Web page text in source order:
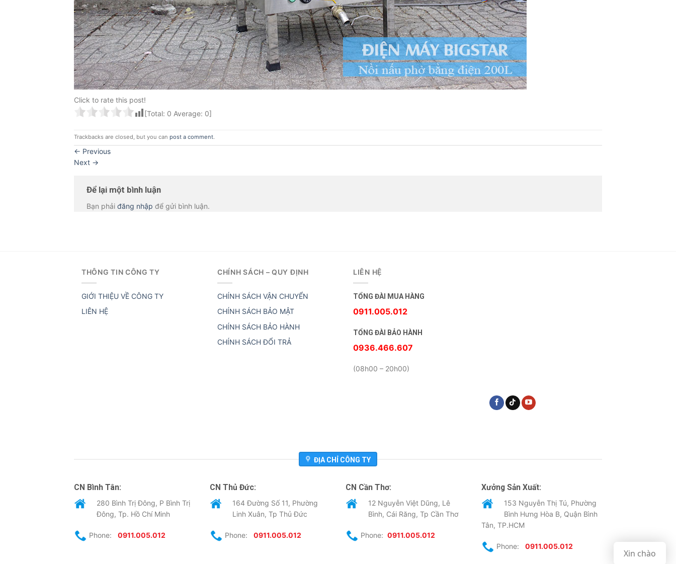
Click to rate this post!
[Total: 0 Average: 0]
Trackbacks are closed, but you can post a comment.
← Previous
Next →
Để lại một bình luận
Bạn phải đăng nhập để gửi bình luận.
THÔNG TIN CÔNG TY
GIỚI THIỆU VỀ CÔNG TY
LIÊN HỆ
CHÍNH SÁCH – QUY ĐỊNH
CHÍNH SÁCH VẬN CHUYỂN
CHÍNH SÁCH BẢO MẬT
CHÍNH SÁCH BẢO HÀNH
CHÍNH SÁCH ĐỔI TRẢ
LIÊN HỆ
TỔNG ĐÀI MUA HÀNG
0911.005.012
TỔNG ĐÀI BẢO HÀNH
0936.466.607
(08h00 – 20h00)
ĐỊA CHỈ CÔNG TY
CN Bình Tân:
280 Bình Trị Đông, P Bình Trị
Đông, Tp. Hồ Chí Minh
Phone: 0911.005.012
CN Thủ Đức:
164 Đường Số 11, Phường
Linh Xuân, Tp Thủ Đức
Phone: 0911.005.012
CN Cần Thơ:
12 Nguyễn Việt Dũng, Lê
Bình, Cái Răng, Tp Cần Thơ
Phone: 0911.005.012
Xưởng Sản Xuất:
153 Nguyễn Thị Tú, Phường
Bình Hưng Hòa B, Quận Bình
Tân, TP.HCM
Phone: 0911.005.012
Xin chào